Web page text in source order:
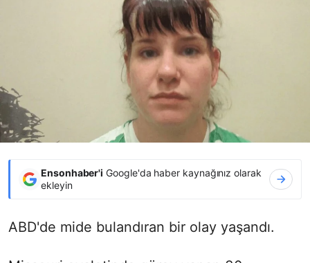
Ensonhaber'i Google'da haber kaynağınız olarak
ekleyin
ABD'de mide bulandıran bir olay yaşandı.